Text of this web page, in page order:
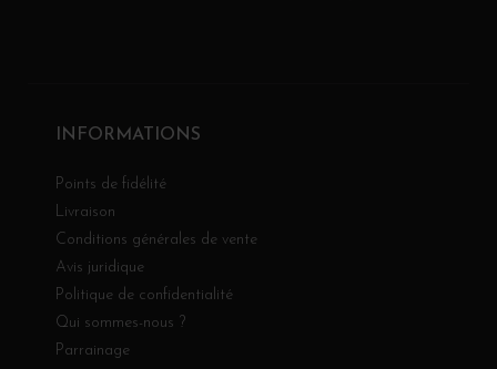
INFORMATIONS
Points de fidélité
Livraison
Conditions générales de vente
Avis juridique
Politique de confidentialité
Qui sommes-nous ?
Parrainage